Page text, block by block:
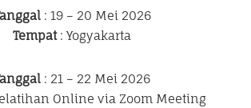
: 19 – 20 Mei 2026
Tempat: Yogyakarta
: 21 – 22 Mei 2026
Online via Zoom Meeting